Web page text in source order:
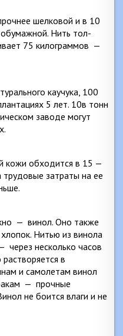
шелковой и в 10
Нить тол­
75 килограммов —
каучука, 100
5 лет. 10в тонн
заводе мо­гут
кожи обходится в 15 —
затраты на ее
— винол. Оно также
Нитью из винола
через несколько часов
в
и самолетам винол
— прочные
не боится влаги и не